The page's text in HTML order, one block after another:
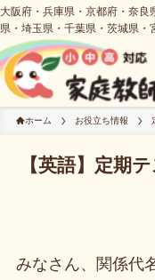
ホーム お役立ち情報
【英語】定期
みなさん、関係代